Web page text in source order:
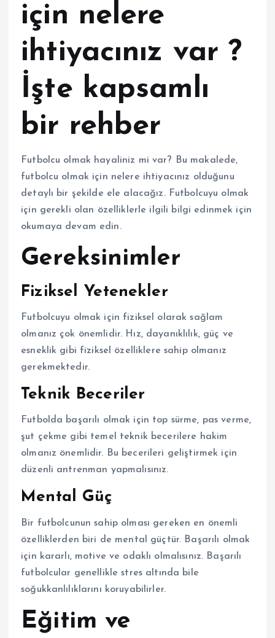
için nelere
ihtiyacınız var ?
İşte kapsamlı
bir rehber
Futbolcu olmak hayaliniz mi var? Bu makalede,
futbolcu olmak için nelere ihtiyacınız olduğunu
detaylı bir şekilde ele alacağız. Futbolcuyu olmak
için gerekli olan özelliklerle ilgili bilgi edinmek için
okumaya devam edin.
Gereksinimler
Fiziksel Yetenekler
Futbolcuyu olmak için fiziksel olarak sağlam
olmanız çok önemlidir. Hız, dayanıklılık, güç ve
esneklik gibi fiziksel özelliklere sahip olmanız
gerekmektedir.
Teknik Beceriler
Futbolda başarılı olmak için top sürme, pas verme,
şut çekme gibi temel teknik becerilere hakim
olmanız önemlidir. Bu becerileri geliştirmek için
düzenli antrenman yapmalısınız.
Mental Güç
Bir futbolcunun sahip olması gereken en önemli
özelliklerden biri de mental güçtür. Başarılı olmak
için kararlı, motive ve odaklı olmalısınız. Başarılı
futbolcular genellikle stres altında bile
soğukkanlılıklarını koruyabilirler.
Eğitim ve